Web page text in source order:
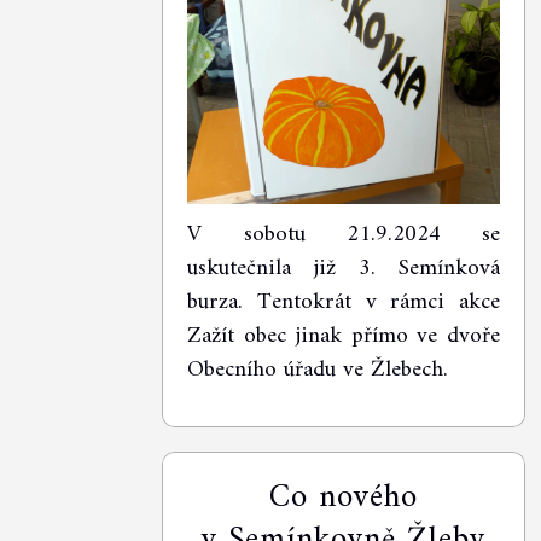
V sobotu 21.9.2024 se
uskutečnila již 3. Semínková
burza. Tentokrát v rámci akce
Zažít obec jinak přímo ve dvoře
Obecního úřadu ve Žlebech.
Co nového